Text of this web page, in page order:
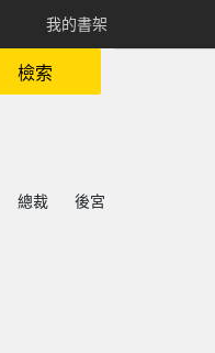
我的書架
檢索
總裁
後宮